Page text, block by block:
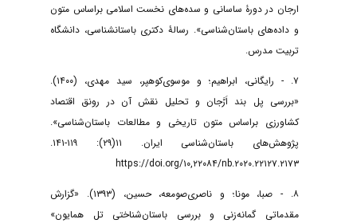
ارجان در دورۀ ساسانی و سده‌های نخست اسلامی براساس متون
و داده‌های باستان‌شناسی». رسالۀ دکتری باستانشناسی، دانشگاه
تربیت مدرس.
۷. - رایگانی، ابراهیم؛ و موسوی‌کوهپر، سید مهدی، (۱۴۰۰).
«بررسی پل بند اَرَّجان و تحلیل نقش آن در رونق اقتصاد
کشاورزی براساس متون تاریخی و مطالعات باستان‌شناسی».
پژوهش‌های باستان‌شناسی ایران. ۱۱(۲۹): ۱۱۹-۱۴۱.
https://doi.org/۱۰,۲۲۰۸۴/nb.۲۰۲۰.۲۲۱۲۷.۲۱۷۳
۸. - صبا، مونا؛ و ناصری‌صومعه، حسین، (۱۳۹۳). «گزارش
مقدماتی گمانه‌زنی و بررسی باستان‌شناختی تل همایون»